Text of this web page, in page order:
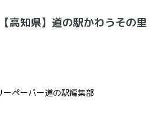
高知県】道の駅かわうその里
ーペーパー道の駅編集部